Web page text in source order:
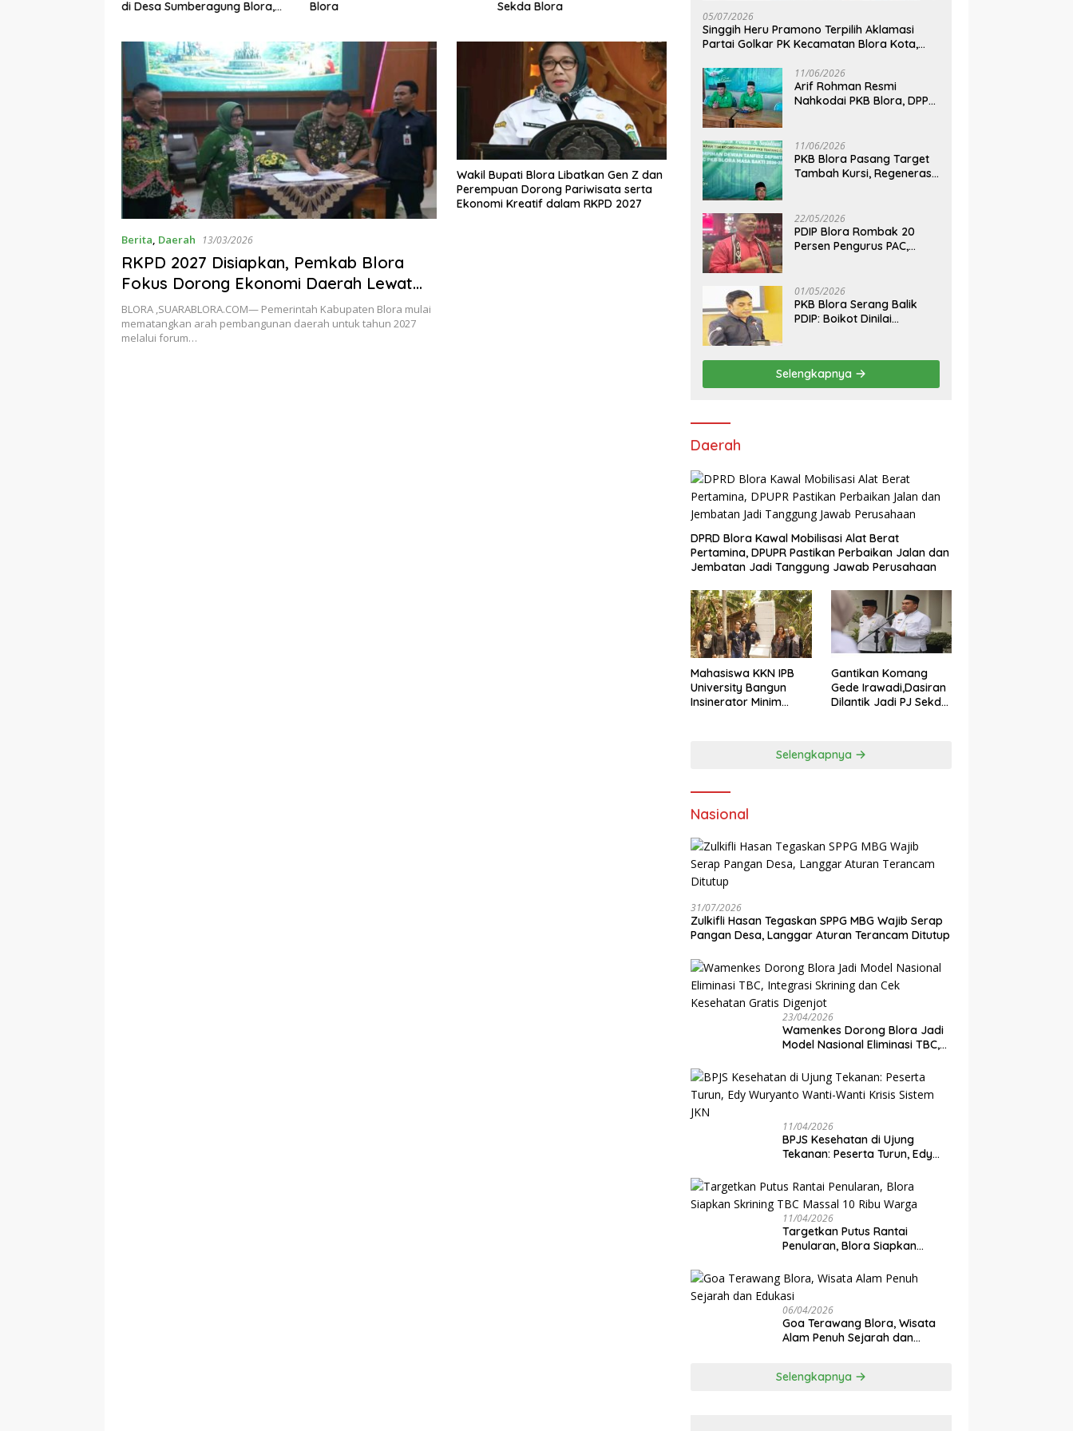
di Desa Sumberagung Blora,
Blora
Sekda Blora
Ancaman Kekeringan
Berita, Daerah 13/03/2026
‎RKPD 2027 Disiapkan, Pemkab Blora
Fokus Dorong Ekonomi Daerah Lewat
Pariwisata, Pertanian, dan UMKM
BLORA ,SUARABLORA.COM— Pemerintah Kabupaten Blora mulai
mematangkan arah pembangunan daerah untuk tahun 2027
melalui forum…
‎Wakil Bupati Blora Libatkan Gen Z dan
Perempuan Dorong Pariwisata serta
Ekonomi Kreatif dalam RKPD 2027
05/07/2026
Singgih Heru Pramono Terpilih Aklamasi
Partai Golkar PK Kecamatan Blora Kota,
11/06/2026
Arif Rohman Resmi
Nahkodai PKB Blora, DPP
11/06/2026
PKB Blora Pasang Target
Tambah Kursi, Regenerasi
22/05/2026
PDIP Blora Rombak 20
Persen Pengurus PAC,
Kursi Ketua DPRD
01/05/2026
PKB Blora Serang Balik
PDIP: Boikot Dinilai
“Pembunuhan Karakter”
Selengkapnya
Daerah
DPRD Blora Kawal Mobilisasi Alat Berat
Pertamina, DPUPR Pastikan Perbaikan Jalan dan
Jembatan Jadi Tanggung Jawab Perusahaan
Mahasiswa KKN IPB
University Bangun
Insinerator Minim
Sampah Ramah
Gantikan Komang
Gede Irawadi,Dasiran
Dilantik Jadi PJ Sekda
Selengkapnya
Nasional
31/07/2026
Zulkifli Hasan Tegaskan SPPG MBG Wajib Serap
Pangan Desa, Langgar Aturan Terancam Ditutup
23/04/2026
Wamenkes Dorong Blora Jadi
Model Nasional Eliminasi TBC,
Kesehatan Gratis Digenjot
11/04/2026
BPJS Kesehatan di Ujung
Tekanan: Peserta Turun, Edy
Sistem JKN
11/04/2026
‎Targetkan Putus Rantai
Penularan, Blora Siapkan
Warga
06/04/2026
Goa Terawang Blora, Wisata
Alam Penuh Sejarah dan
Selengkapnya